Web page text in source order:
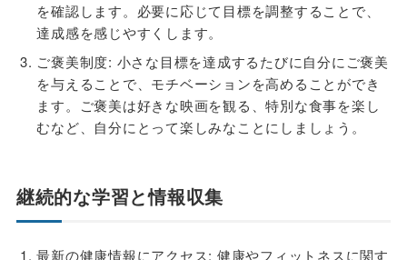
を確認します。必要に応じて目標を調整することで、
達成感を感じやすくします。
ご褒美制度: 小さな目標を達成するたびに自分にご褒美
を与えることで、モチベーションを高めることができ
ます。ご褒美は好きな映画を観る、特別な食事を楽し
むなど、自分にとって楽しみなことにしましょう。
継続的な学習と情報収集
最新の健康情報にアクセス: 健康やフィットネスに関す